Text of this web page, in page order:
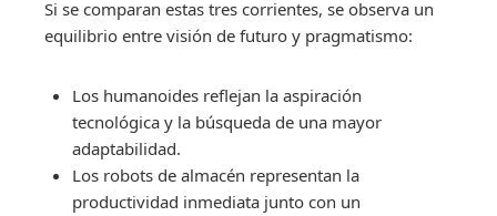
Si se comparan estas tres corrientes, se observa un
equilibrio entre visión de futuro y pragmatismo:
Los humanoides reflejan la aspiración
tecnológica y la búsqueda de una mayor
adaptabilidad.
Los robots de almacén representan la
productividad inmediata junto con un